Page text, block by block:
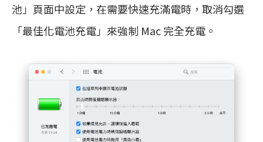
池」頁面中設定，在需要快速充滿電時，取消勾選
「最佳化電池充電」來強制 Mac 完全充電。